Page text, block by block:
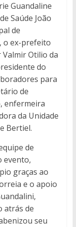
Guandaline
Saúde João
de
o ex-prefeito
Otilio da
do
para
de
enfermeira
da Unidade
Bertiel.
de
evento,
graças ao
e o apoio
atrás de
seu